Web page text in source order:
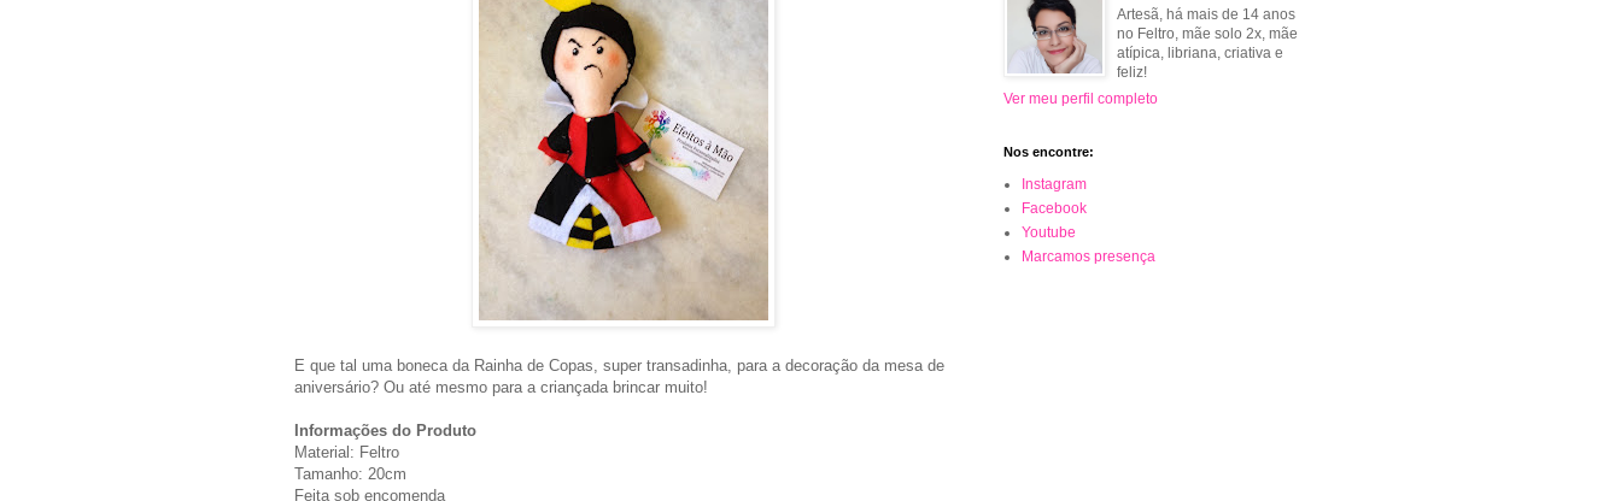
E que tal uma boneca da Rainha de Copas, super transadinha, para a decoração da mesa de
aniversário? Ou até mesmo para a criançada brincar muito!
Informações do Produto
Material: Feltro
Tamanho: 20cm
Feita sob encomenda
Artesã, há mais de 14 anos
no Feltro, mãe solo 2x, mãe
atípica, libriana, criativa e
feliz!
Ver meu perfil completo
Nos encontre:
Instagram
Facebook
Youtube
Marcamos presença